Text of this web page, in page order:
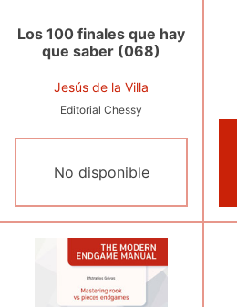
Los 100 finales que hay
que saber (068)
Jesús de la Villa
Editorial Chessy
No disponible